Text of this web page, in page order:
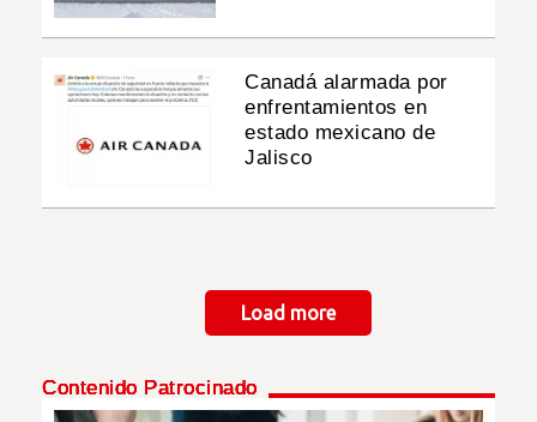
Canadá alarmada por
enfrentamientos en
estado mexicano de
Jalisco
Load more
Contenido Patrocinado